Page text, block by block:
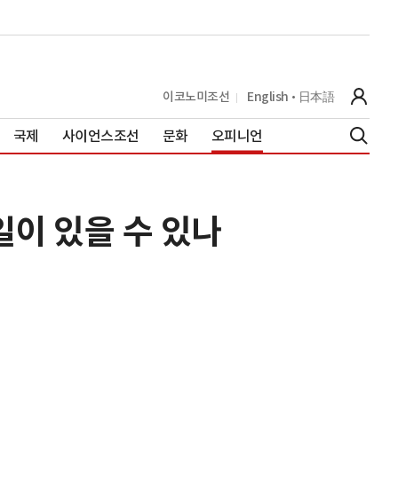
이코노미조선 English 日本語
국제 사이언스조선 문화 오피니언
있을 수 있나